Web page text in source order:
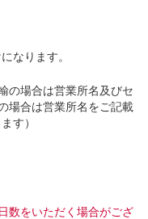
なります。
の場合は営業所名及びセ
場合は営業所名をご記載
す）
数をいただく場合がござ